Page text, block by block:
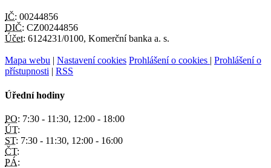
IČ: 00244856
DIČ: CZ00244856
Účet: 6124231/0100, Komerční banka a. s.
Mapa webu Nastavení cookies Prohlášení o cookies
Prohlášení o
přístupnosti
RSS
Úřední hodiny
PO: 7:30 - 11:30, 12:00 - 18:00
ÚT:
ST: 7:30 - 11:30, 12:00 - 16:00
ČT:
PÁ: